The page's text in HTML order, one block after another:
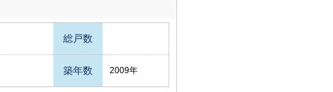
総戸数
築年数 2009年